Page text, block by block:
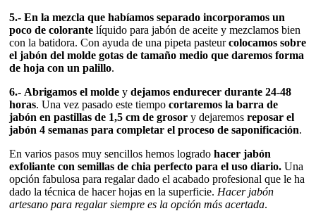
5.- En la mezcla que habíamos separado incorporamos un
poco de colorante líquido para jabón de aceite y mezclamos bien
con la batidora. Con ayuda de una pipeta pasteurcolocamos sobre
el jabón del molde gotas de tamaño medio que daremos forma
de hoja con un palillo.
6.- Abrigamos el molde y dejamos endurecer durante 24-48
horas. Una vez pasado este tiempo cortaremos la barra de
jabón en pastillas de 1,5 cm de grosor y dejaremos reposar el
jabón 4 semanas para completar el proceso de saponificación.
En varios pasos muy sencillos hemos logrado hacer jabón
exfoliante con semillas de chia perfecto para el uso diario. Una
opción fabulosa para regalar dado el acabado profesional que le ha
dado la técnica de hacer hojas en la superficie. Hacer jabón
artesano para regalar siempre es la opción más acertada.